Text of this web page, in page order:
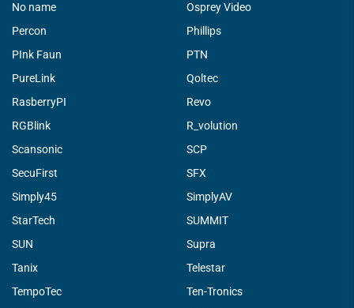
No name
Osprey Video
Percon
Phillips
PInk Faun
PTN
PureLink
Qoltec
RasberryPI
Revo
RGBlink
R_volution
Scansonic
SCP
SecuFirst
SFX
Simply45
SimplyAV
StarTech
SUMMIT
SUN
Supra
Tanix
Telestar
TempoTec
Ten-Tronics